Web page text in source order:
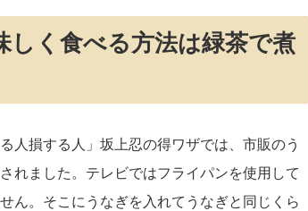
しく食べる方法は緑茶で煮
人損する人」坂上忍の得ワザでは、市販のう
れました。テレビではフライパンを使用して
ん。そこにうなぎを入れてうなぎと同じくら